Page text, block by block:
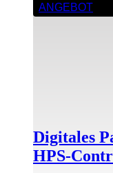
ANGEBOT
Digitales
HPS-